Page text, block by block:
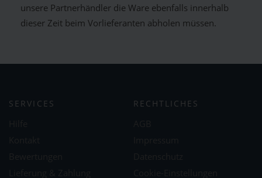
unsere Partnerhändler die Ware ebenfalls innerhalb
dieser Zeit beim Vorlieferanten abholen müssen.
SERVICES RECHTLICHES